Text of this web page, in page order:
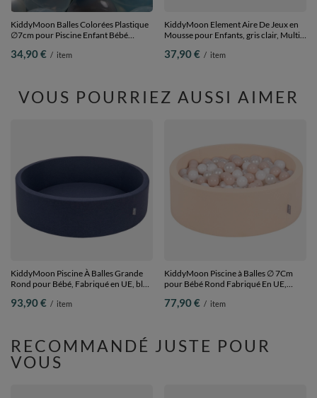
KiddyMoon Balles Colorées Plastique
∅7cm pour Piscine Enfant Bébé
perle/gris/transparent/baby
34,90 € / item
KiddyMoon Element Aire De Jeux en
Mousse pour Enfants, gris clair, Multi-
37,90 € / item
VOUS POURRIEZ AUSSI AIMER
KiddyMoon Piscine À Balles Grande
Rond pour Bébé, Fabriqué en UE, bleu
93,90 € / item
KiddyMoon Piscine à Balles ∅ 7Cm
pour Bébé Rond Fabriqué En UE,
77,90 € / item
RECOMMANDÉ JUSTE POUR
VOUS